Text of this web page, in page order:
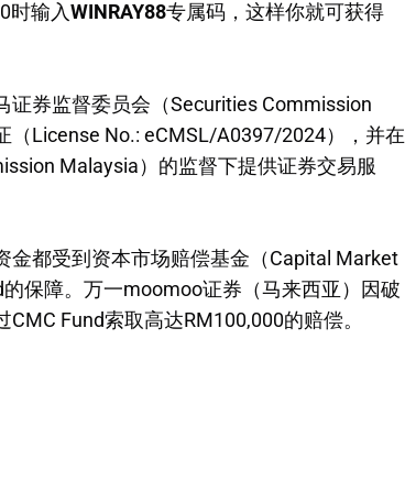
时输入WINRAY88专属码，这样你就可获得
券监督委员会（Securities Commission
License No.: eCMSL/A0397/2024），并在
Malaysia）的监督下提供证券交易服
都受到资本市场赔偿基金（Capital Market
保障。万一moomoo证券（马来西亚）因破
Fund索取高达RM100,000的赔偿。